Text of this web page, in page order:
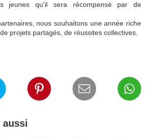
jeunes qu'il sera récompensé par de
nous souhaitons une année riche
projets partagés, de réussites collectives.
aussi